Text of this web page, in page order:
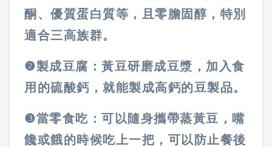
酮、優質蛋白質等，且零膽固醇，特別
適合三高族群。
❷製成豆腐：黃豆研磨成豆漿，加入食
用的硫酸鈣，就能製成高鈣的豆製品。
❸當零食吃：可以隨身攜帶蒸黃豆，嘴
饞或餓的時候吃上一把，可以防止餐後